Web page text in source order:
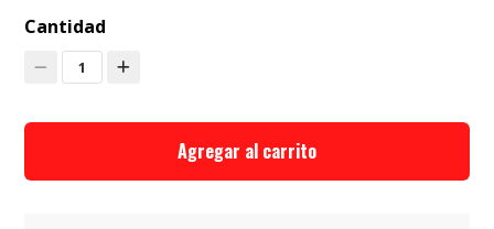
Cantidad
1
Agregar al carrito